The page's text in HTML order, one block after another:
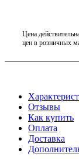
Цена
цен в розничных
Отзывы
Как купить
Оплата
Доставка